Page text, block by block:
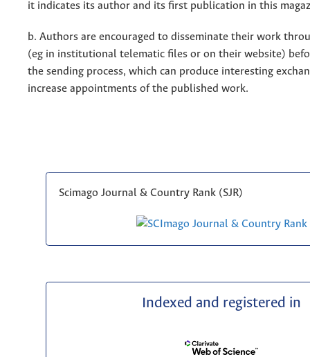
it indicates its author and its first publication in this
b. Authors are encouraged to disseminate their work
(eg in institutional telematic files or on their website)
the sending process, which can produce interesting
increase appointments of the published work.
Scimago Journal & Country Rank (SJR)
Indexed and registered in